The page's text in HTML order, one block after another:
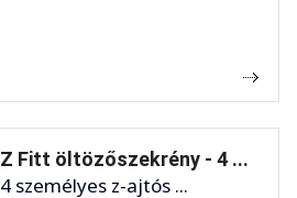
Z Fitt öltözőszekrény - 4 ...
4 személyes z-ajtós ...